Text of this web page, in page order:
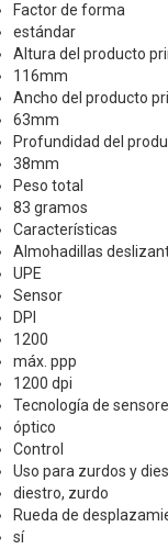
Factor de forma
estándar
Altura del producto
116mm
Ancho del producto
63mm
Profundidad del
38mm
Peso total
83 gramos
Características
Almohadillas
UPE
Sensor
DPI
1200
máx. ppp
1200 dpi
Tecnología de
óptico
Control
Uso para zurdos y
diestro, zurdo
Rueda de
sí